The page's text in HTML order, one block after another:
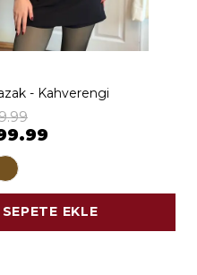
- Kahverengi
SEPETE EKLE